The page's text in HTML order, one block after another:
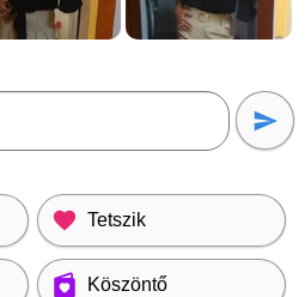
Tetszik
Köszöntő